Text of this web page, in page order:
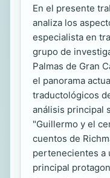
En el presente
analiza los
especialista en
grupo de
Palmas de Gran
el panorama
traductológicos
análisis principal
"Guillermo y el
cuentos de
pertenecientes a
principal